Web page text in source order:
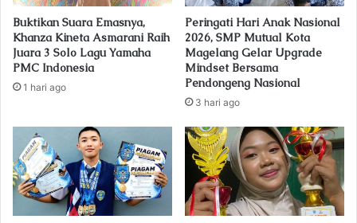
d
d
r
e
s
s
Buktikan Suara Emasnya,
Khanza Kineta Asmarani Raih
Juara 3 Solo Lagu Yamaha
PMC Indonesia
1 hari ago
Peringati Hari Anak Nasional
2026, SMP Mutual Kota
Magelang Gelar Upgrade
Mindset Bersama
Pendongeng Nasional
3 hari ago